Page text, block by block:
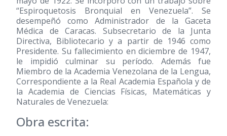
“Espiroquetosis Bronquial en Venezuela”. Se
desempeñó como Administrador de la Gaceta
Médica de Caracas. Subsecretario de la Junta
Directiva, Bibliotecario y a partir de 1946 como
Presidente. Su fallecimiento en diciembre de 1947,
le impidió culminar su período. Además fue
Miembro de la Academia Venezolana de la Lengua,
Correspondiente a la Real Academia Española y de
la Academia de Ciencias Físicas, Matemáticas y
Naturales de Venezuela:
Obra escrita: